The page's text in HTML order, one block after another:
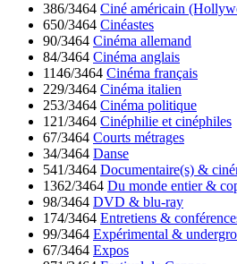
386/3464 Ciné américain
650/3464 Cinéastes
90/3464 Cinéma allemand
84/3464 Cinéma anglais
1146/3464 Cinéma français
229/3464 Cinéma italien
253/3464 Cinéma politique
121/3464 Cinéphilie et cinéphiles
67/3464 Courts métrages
34/3464 Danse
541/3464 Documentaire(s) &
1362/3464 Du monde entier &
98/3464 DVD & blu-ray
174/3464 Entretiens &
99/3464 Expérimental &
67/3464 Expos